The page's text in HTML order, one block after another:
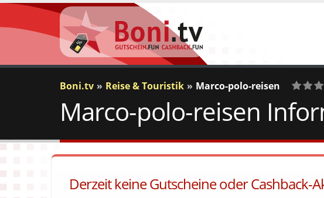
Boni.tv Reise & Touristik Marco-polo-reisen
0
Votes
Marco-polo-reisen
Derzeit keine Gutscheine oder